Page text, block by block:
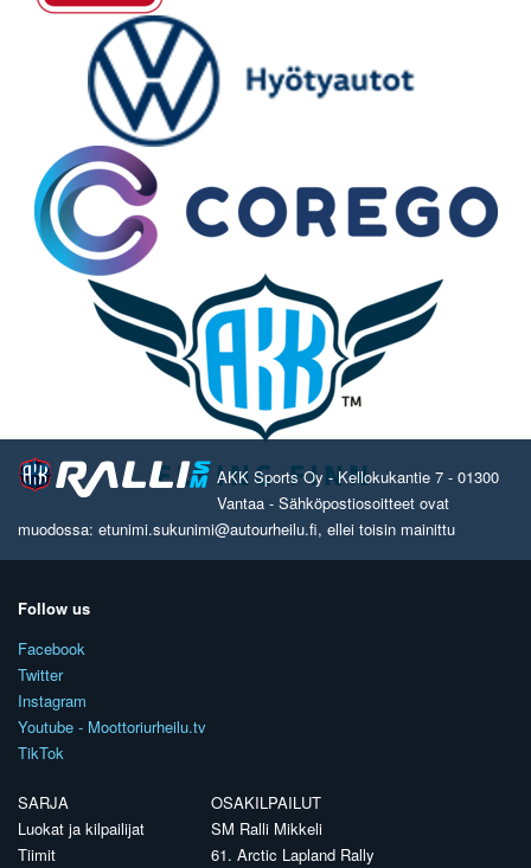
AKK Sports Oy - Kellokukantie 7 - 01300
Vantaa - Sähköpostiosoitteet ovat
muodossa: etunimi.sukunimi@autourheilu.fi, ellei toisin mainittu
Follow us
Facebook
Twitter
Instagram
Youtube - Moottoriurheilu.tv
TikTok
SARJA
Luokat ja kilpailijat
Tiimit
OSAKILPAILUT
SM Ralli Mikkeli
61. Arctic Lapland Rally